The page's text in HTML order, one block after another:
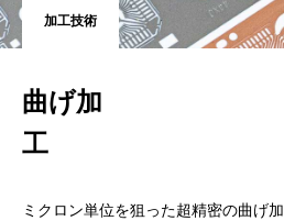
加工技術
曲げ加
工
ミクロン単位を狙った超精密の曲げ加